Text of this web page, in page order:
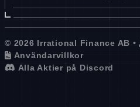
© 2026 Irrational Finance AB •
Användarvillkor
Alla Aktier på Discord